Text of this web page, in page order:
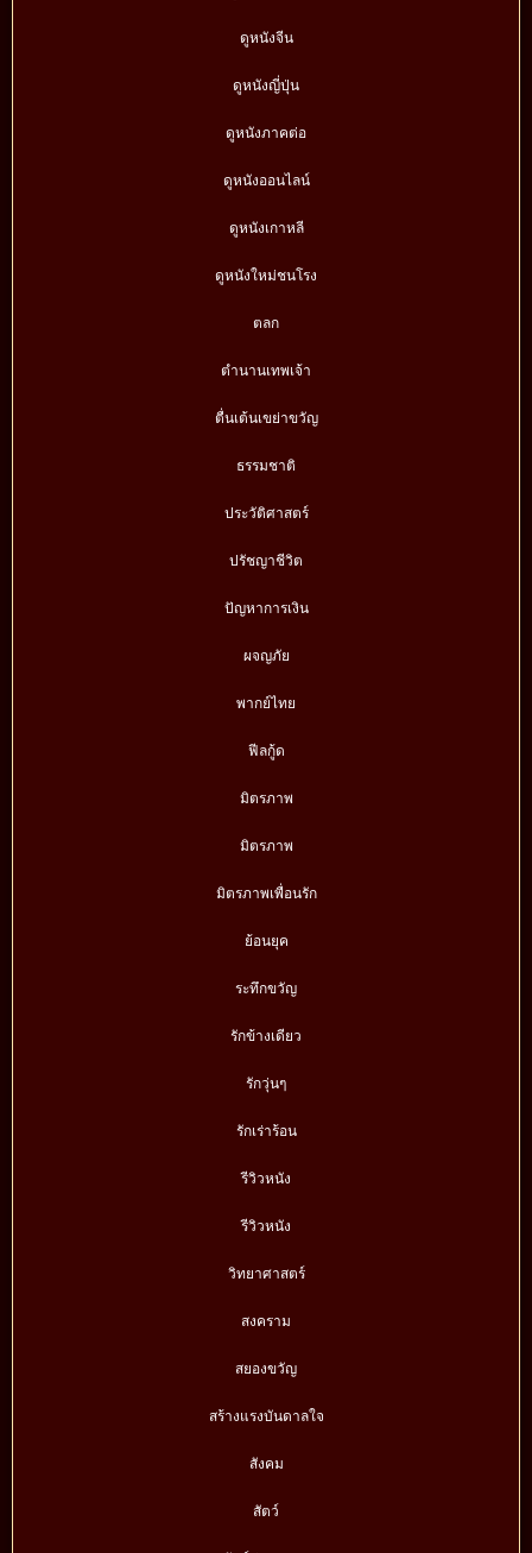
ดูหนังจีน
ดูหนังญี่ปุ่น
ดูหนังภาคต่อ
ดูหนังออนไลน์
ดูหนังเกาหลี
ดูหนังใหม่ชนโรง
ตลก
ตำนานเทพเจ้า
ตื่นเต้นเขย่าขวัญ
ธรรมชาติ
ประวัติศาสตร์
ปรัชญาชีวิต
ปัญหาการเงิน
ผจญภัย
พากย์ไทย
ฟีลกู้ด
มิตรภาพ
มิตรภาพ
มิตรภาพเพื่อนรัก
ย้อนยุค
ระทึกขวัญ
รักข้างเดียว
รักวุ่นๆ
รักเร่าร้อน
รีวิวหนัง
รีวิวหนัง
วิทยาศาสตร์
สงคราม
สยองขวัญ
สร้างแรงบันดาลใจ
สังคม
สัตว์